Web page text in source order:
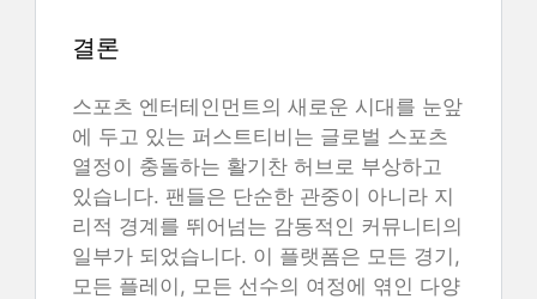
결론
스포츠 엔터테인먼트의 새로운 시대를 눈앞
에 두고 있는 퍼스트티비는 글로벌 스포츠
열정이 충돌하는 활기찬 허브로 부상하고
있습니다. 팬들은 단순한 관중이 아니라 지
리적 경계를 뛰어넘는 감동적인 커뮤니티의
일부가 되었습니다. 이 플랫폼은 모든 경기,
모든 플레이, 모든 선수의 여정에 엮인 다양